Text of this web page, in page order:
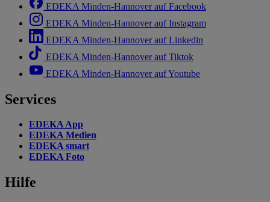
EDEKA Minden-Hannover auf Facebook
EDEKA Minden-Hannover auf Instagram
EDEKA Minden-Hannover auf Linkedin
EDEKA Minden-Hannover auf Tiktok
EDEKA Minden-Hannover auf Youtube
Services
EDEKA App
EDEKA Medien
EDEKA smart
EDEKA Foto
Hilfe